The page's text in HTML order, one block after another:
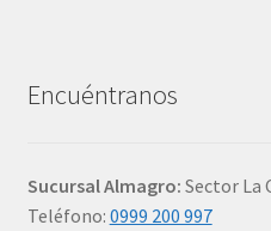
Encuéntranos
Sucursal Almagro: Sector La
Teléfono: 0999 200 997